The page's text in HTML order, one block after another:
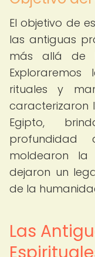
El objetivo de
las antiguas
más allá de
rituales y
caracterizaron
Egipto,
moldearon
dejaron un
de la
Las